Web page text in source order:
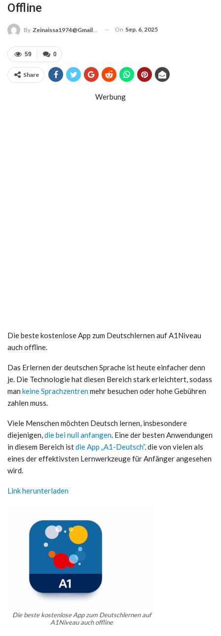
Offline
By Zeinaissa1974@gmail.com On Sep. 6, 2025
0
59
Share
Werbung
Die beste kostenlose App zum Deutschlernen auf A1Niveau
auch offline.
Das Erlernen der deutschen Sprache ist heute einfacher denn
je. Die Technologie hat diesen Bereich stark erleichtert, sodass
man keine Sprachzentrenmehr besuchen oder hohe Gebühren
zahlen muss.
Viele Menschen möchten Deutsch lernen, insbesondere
diejenigen,die bei null anfangen. Eine der besten Anwendungen
in diesem Bereich istdie App „A1-Deutsch”,die von vielen als
eines der effektivsten Lernwerkzeuge für Anfänger angesehen
wird.
Link herunterladen
Die beste kostenlose App zum Deutschlernen auf
A1Niveau auch offline